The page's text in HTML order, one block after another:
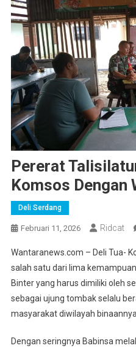
Pererat
Komsos Dengan
Deli Serdang
Februari 11, 2026 Ridcat
Wantaranews.com – Deli Tua-
salah satu dari lima
Binter yang harus dimiliki oleh
sebagai ujung tombak selalu
masyarakat diwilayah
Dengan seringnya Babinsa